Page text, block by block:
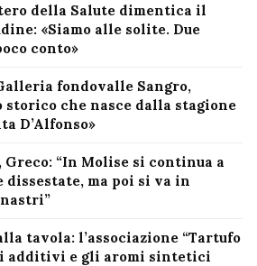
della Salute dimentica il
«Siamo alle solite. Due
conto»
fondovalle Sangro,
storico che nasce dalla stagione
D’Alfonso»
Greco: “In Molise si continua a
dissestate, ma poi si va in
tavola: l’associazione “Tartufo
additivi e gli aromi sintetici